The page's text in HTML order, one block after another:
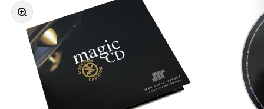
Zoomer sur l'image